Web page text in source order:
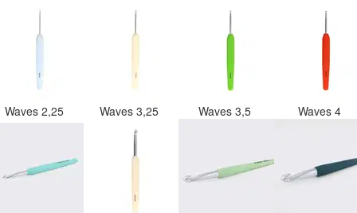
Waves 2,25 Waves 3,25 Waves 3,5 Waves 4